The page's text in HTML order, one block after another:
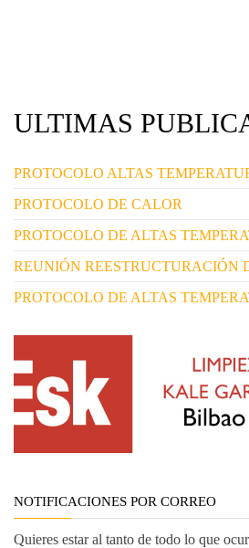
ULTIMAS
PROTOCOLO ALTAS
PROTOCOLO DE CALOR
PROTOCOLO DE ALTAS
REUNIÓN REESTRUCTURACIÓN
PROTOCOLO DE ALTAS
NOTIFICACIONES POR CORREO
Quieres estar al tanto de todo lo que